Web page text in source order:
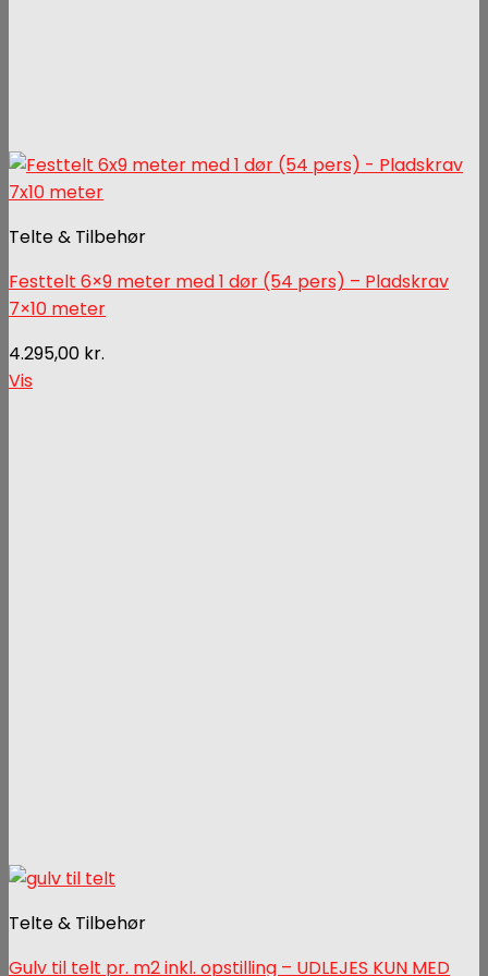
Telte & Tilbehør
Festtelt 6×9 meter med 1 dør (54 pers) – Pladskrav
7×10 meter
4.295,00 kr.
Vis
Telte & Tilbehør
Gulv til telt pr. m2 inkl. opstilling – UDLEJES KUN MED